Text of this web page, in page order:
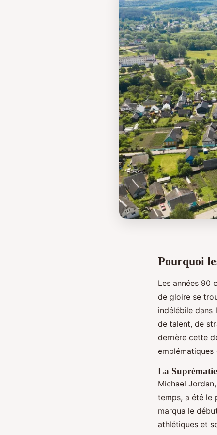
Pourquoi
Les années 90
de gloire se
indélébile dans
de talent, de
derrière cette
emblématiques
La
Michael
temps, a été le
marqua le
athlétiques et